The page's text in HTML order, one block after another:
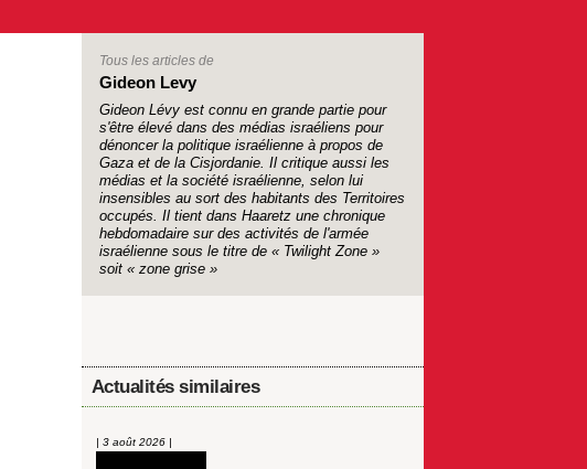
Tous les articles de
Gideon Levy
Gideon Lévy est connu en grande partie pour
s'être élevé dans des médias israéliens pour
dénoncer la politique israélienne à propos de
Gaza et de la Cisjordanie. Il critique aussi les
médias et la société israélienne, selon lui
insensibles au sort des habitants des Territoires
occupés. Il tient dans Haaretz une chronique
hebdomadaire sur des activités de l'armée
israélienne sous le titre de « Twilight Zone »
soit « zone grise »
Actualités similaires
| 3 août 2026 |